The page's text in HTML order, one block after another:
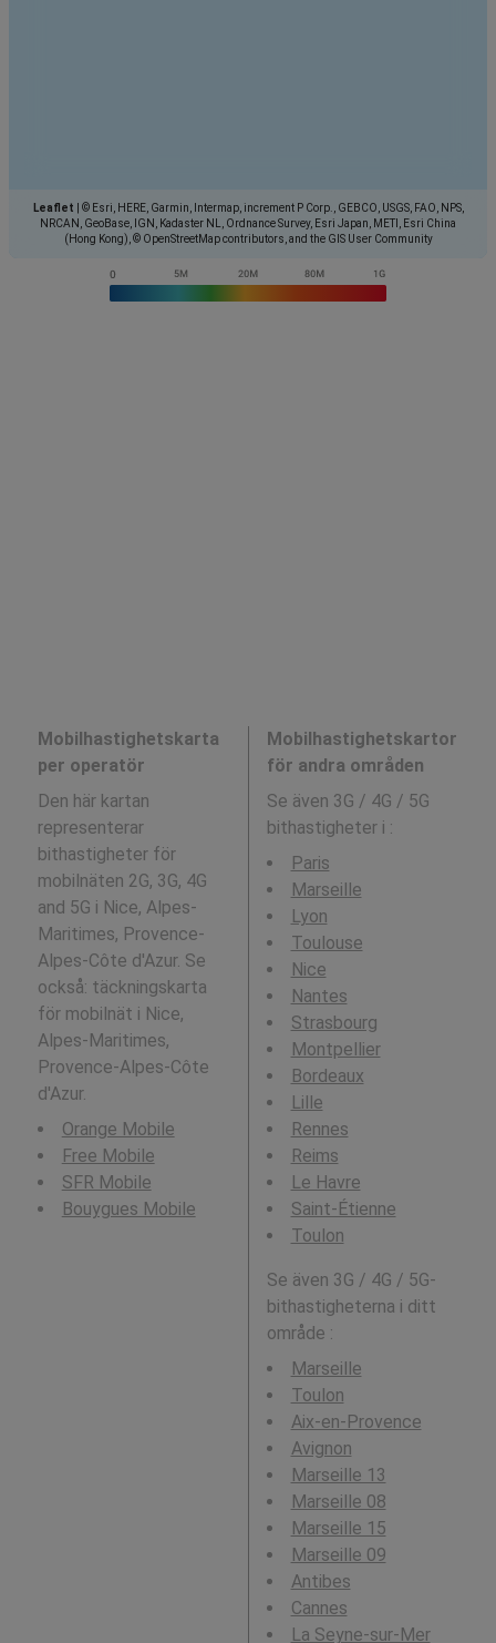
Leaflet
© Esri, HERE, Garmin, Intermap, increment P Corp., GEBCO, USGS, FAO, NPS,
NRCAN, GeoBase, IGN, Kadaster NL, Ordnance Survey, Esri Japan, METI, Esri China
(Hong Kong), © OpenStreetMap contributors, and the GIS User Community
Mobilhastighetskarta
per operatör
Den här kartan
representerar
bithastigheter för
mobilnäten 2G, 3G, 4G
and 5G i Nice, Alpes-
Maritimes, Provence-
Alpes-Côte d'Azur. Se
också: täckningskarta
för mobilnät i Nice,
Alpes-Maritimes,
Provence-Alpes-Côte
d'Azur.
Orange Mobile
Free Mobile
SFR Mobile
Bouygues Mobile
Mobilhastighetskartor
för andra områden
Se även 3G / 4G / 5G
bithastigheter i :
Paris
Marseille
Lyon
Toulouse
Nice
Nantes
Strasbourg
Montpellier
Bordeaux
Lille
Rennes
Reims
Le Havre
Saint-Étienne
Toulon
Se även 3G / 4G / 5G-
bithastigheterna i ditt
område :
Marseille
Toulon
Aix-en-Provence
Avignon
Marseille 13
Marseille 08
Marseille 15
Marseille 09
Antibes
Cannes
La Seyne-sur-Mer